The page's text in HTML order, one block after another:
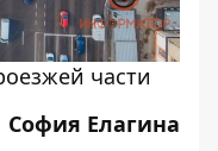
части
София Елагина